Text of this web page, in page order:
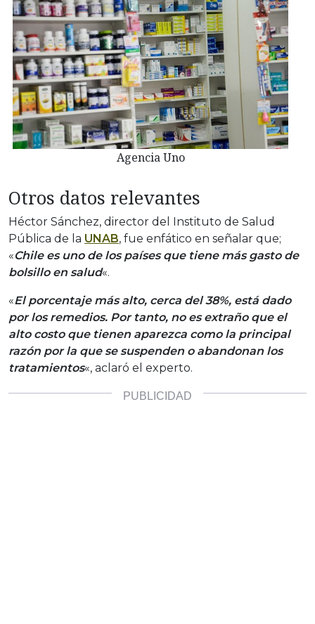
Agencia Uno
Otros datos relevantes
Héctor Sánchez, director del Instituto de Salud
Pública de la UNAB, fue enfático en señalar que;
«Chile es uno de los países que tiene más gasto de
bolsillo en salud«.
«El porcentaje más alto, cerca del 38%, está dado
por los remedios. Por tanto, no es extraño que el
alto costo que tienen aparezca como la principal
razón por la que se suspenden o abandonan los
tratamientos«, aclaró el experto.